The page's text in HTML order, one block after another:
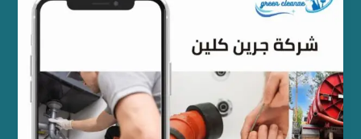
مجاري